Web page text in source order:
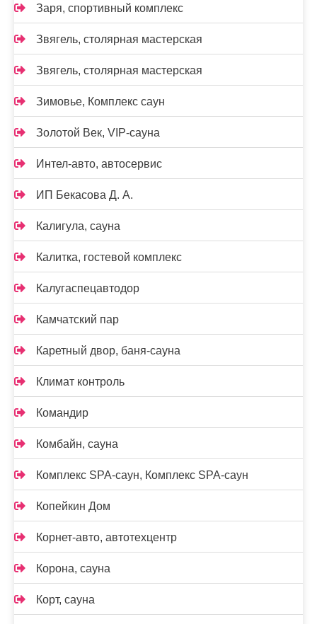
Заря, спортивный комплекс
Звягель, столярная мастерская
Звягель, столярная мастерская
Зимовье, Комплекс саун
Золотой Век, VIP-сауна
Интел-авто, автосервис
ИП Бекасова Д. А.
Калигула, сауна
Калитка, гостевой комплекс
Калугаспецавтодор
Камчатский пар
Каретный двор, баня-сауна
Климат контроль
Командир
Комбайн, сауна
Комплекс SPA-саун, Комплекс SPA-саун
Копейкин Дом
Корнет-авто, автотехцентр
Корона, сауна
Корт, сауна